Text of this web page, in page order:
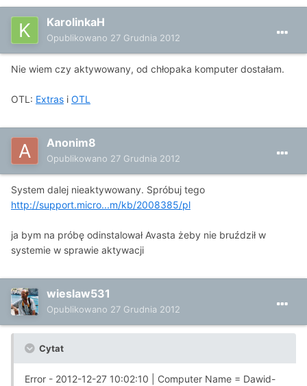
KarolinkaH
Opublikowano 27 Grudnia 2012
Nie wiem czy aktywowany, od chłopaka komputer dostałam.
OTL: Extras i OTL
Anonim8
Opublikowano 27 Grudnia 2012
System dalej nieaktywowany. Spróbuj tego
http://support.micro...m/kb/2008385/pl
ja bym na próbę odinstalował Avasta żeby nie bruździł w
systemie w sprawie aktywacji
wieslaw531
Opublikowano 27 Grudnia 2012
Cytat
Error - 2012-12-27 10:02:10 | Computer Name = Dawid-